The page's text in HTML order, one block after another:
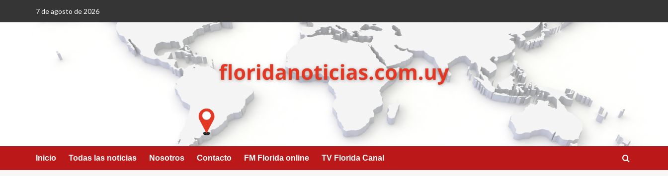
7 de agosto de 2026
Inicio Todas las noticias Nosotros Contacto FM Florida online TV Florida Canal